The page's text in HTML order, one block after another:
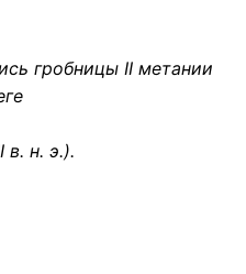
гробницы II метании
в. н. э.).